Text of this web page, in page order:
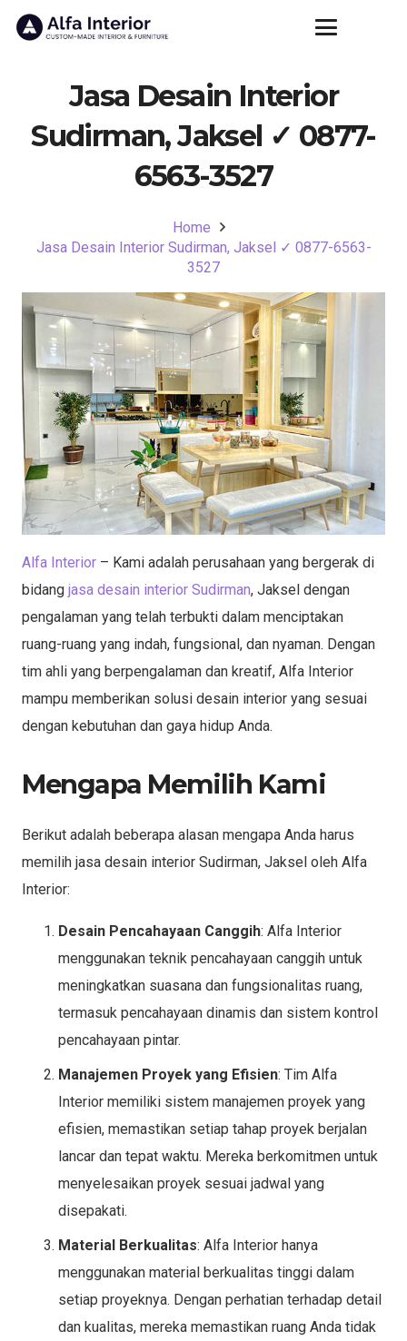
Jasa Desain Interior
Sudirman, Jaksel ✓ 0877-
6563-3527
Home
Jasa Desain Interior Sudirman, Jaksel ✓ 0877-6563-
3527
Alfa Interior – Kami adalah perusahaan yang bergerak di
bidang jasa desain interior Sudirman, Jaksel dengan
pengalaman yang telah terbukti dalam menciptakan
ruang-ruang yang indah, fungsional, dan nyaman. Dengan
tim ahli yang berpengalaman dan kreatif, Alfa Interior
mampu memberikan solusi desain interior yang sesuai
dengan kebutuhan dan gaya hidup Anda.
Mengapa Memilih Kami
Berikut adalah beberapa alasan mengapa Anda harus
memilih jasa desain interior Sudirman, Jaksel oleh Alfa
Interior:
Desain Pencahayaan Canggih: Alfa Interior
menggunakan teknik pencahayaan canggih untuk
meningkatkan suasana dan fungsionalitas ruang,
termasuk pencahayaan dinamis dan sistem kontrol
pencahayaan pintar.
Manajemen Proyek yang Efisien: Tim Alfa
Interior memiliki sistem manajemen proyek yang
efisien, memastikan setiap tahap proyek berjalan
lancar dan tepat waktu. Mereka berkomitmen untuk
menyelesaikan proyek sesuai jadwal yang
disepakati.
Material Berkualitas: Alfa Interior hanya
menggunakan material berkualitas tinggi dalam
setiap proyeknya. Dengan perhatian terhadap detail
dan kualitas, mereka memastikan ruang Anda tidak